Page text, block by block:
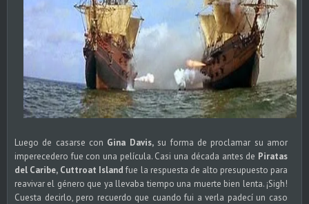
Luego de casarse con Gina Davis,su forma de proclamar su amor
imperecedero fue con una película. Casi una década antes de Piratas
del Caribe, Cuttroat Island fue la respuesta de alto presupuesto para
reavivar el género que ya llevaba tiempo una muerte bien lenta. ¡Sigh!
Cuesta decirlo, pero recuerdo que cuando fui a verla padecí un caso